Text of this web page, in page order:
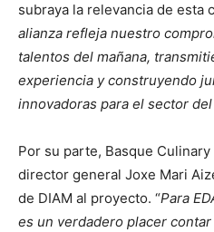
subraya la relevancia de esta
alianza refleja nuestro
talentos del mañana,
experiencia y construyendo
innovadoras para el sector
Por su parte, Basque
director general Joxe Mari
de DIAM al proyecto. “Para
es un verdadero placer